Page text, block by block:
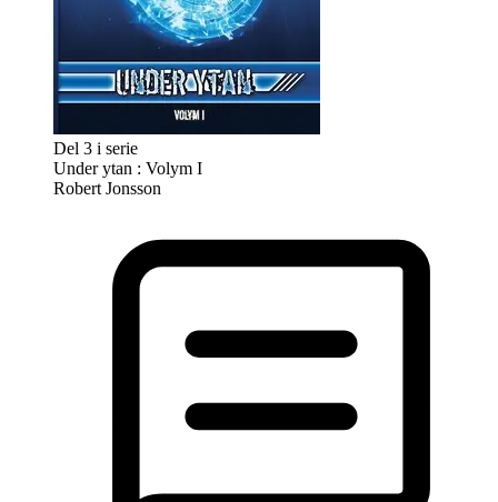
Del 3 i serie
Under ytan : Volym I
Robert Jonsson